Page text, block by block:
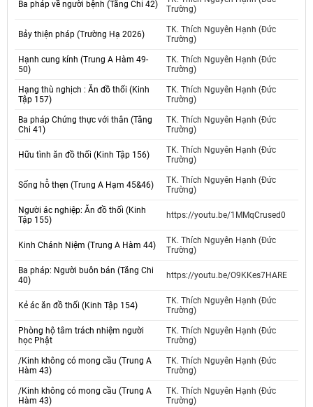
Ba pháp về người bệnh (Tăng Chi 42)
Trường)
Bảy thiện pháp (Trường Hạ 2026)
TK. Thích Nguyên Hạnh (Đức
Trường)
Hạnh cung kính (Trung A Hàm 49-
50)
TK. Thích Nguyên Hạnh (Đức
Trường)
Hạng thù nghịch : Ăn đồ thối (Kinh
Tập 157)
TK. Thích Nguyên Hạnh (Đức
Trường)
Ba pháp Chứng thực với thân (Tăng
Chi 41)
TK. Thích Nguyên Hạnh (Đức
Trường)
Hữu tình ăn đồ thối (Kinh Tập 156)
TK. Thích Nguyên Hạnh (Đức
Trường)
Sống hỗ thẹn (Trung A Hạm 45&46)
TK. Thích Nguyên Hạnh (Đức
Trường)
Người ác nghiệp: Ăn đồ thối (Kinh
Tập 155)
https://youtu.be/1MMqCrused0
Kinh Chánh Niệm (Trung A Hàm 44)
TK. Thích Nguyên Hạnh (Đức
Trường)
Ba pháp: Người buôn bán (Tăng Chi
40)
https://youtu.be/O9KKes7HARE
Kẻ ác ăn đồ thối (Kinh Tập 154)
TK. Thích Nguyên Hạnh (Đức
Trường)
Phòng hộ tâm trách nhiệm người
học Phật
TK. Thích Nguyên Hạnh (Đức
Trường)
/Kinh không có mong cầu (Trung A
Hàm 43)
TK. Thích Nguyên Hạnh (Đức
Trường)
/Kinh không có mong cầu (Trung A
Hàm 43)
TK. Thích Nguyên Hạnh (Đức
Trường)